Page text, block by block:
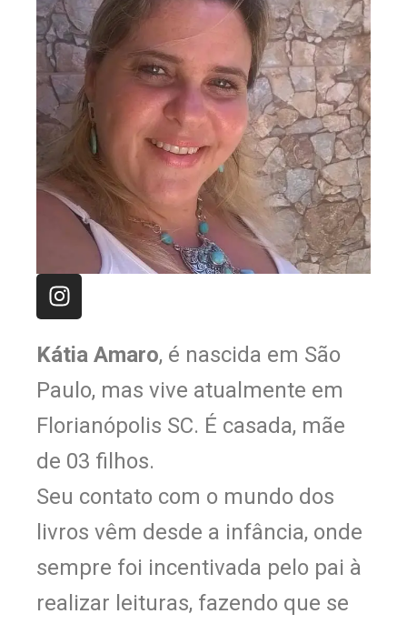
Kátia Amaro, é nascida em São
Paulo, mas vive atualmente em
Florianópolis SC. É casada, mãe
de 03 filhos.
Seu contato com o mundo dos
livros vêm desde a infância, onde
sempre foi incentivada pelo pai à
realizar leituras, fazendo que se